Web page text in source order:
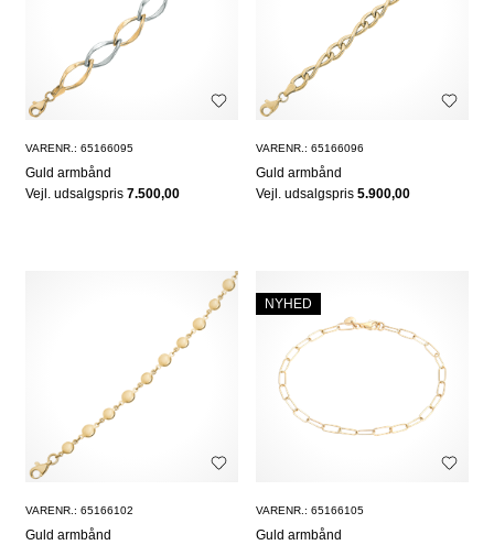
VARENR.: 65166095
Guld armbånd
Vejl. udsalgspris 7.500,00
VARENR.: 65166096
Guld armbånd
Vejl. udsalgspris5.900,00
VARENR.: 65166102
Guld armbånd
NYHED
VARENR.: 65166105
Guld armbånd